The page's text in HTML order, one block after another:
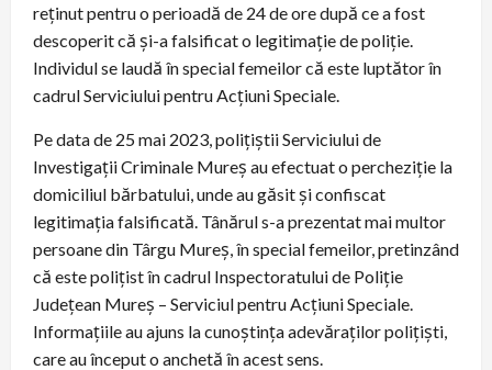
reținut pentru o perioadă de 24 de ore după ce a fost
descoperit că și-a falsificat o legitimație de poliție.
Individul se laudă în special femeilor că este luptător în
cadrul Serviciului pentru Acțiuni Speciale.
Pe data de 25 mai 2023, polițiștii Serviciului de
Investigații Criminale Mureș au efectuat o percheziție la
domiciliul bărbatului, unde au găsit și confiscat
legitimația falsificată. Tânărul s-a prezentat mai multor
persoane din Târgu Mureș, în special femeilor, pretinzând
că este polițist în cadrul Inspectoratului de Poliție
Județean Mureș – Serviciul pentru Acțiuni Speciale.
Informațiile au ajuns la cunoștința adevăraților polițiști,
care au început o anchetă în acest sens.